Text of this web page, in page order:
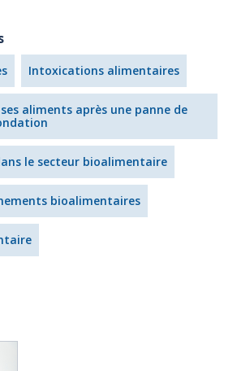
Intoxications alimentaires
aliments après une panne de
le secteur bioalimentaire
bioalimentaires